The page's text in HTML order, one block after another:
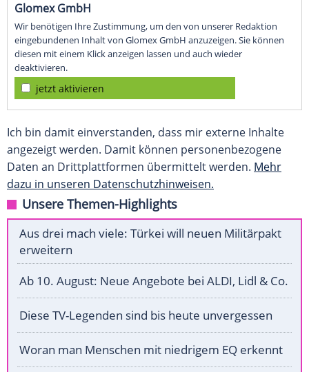
Glomex GmbH
Wir benötigen Ihre Zustimmung, um den von unserer Redaktion
eingebundenen Inhalt von Glomex GmbH anzuzeigen. Sie können
diesen mit einem Klick anzeigen lassen und auch wieder
deaktivieren.
jetzt aktivieren
Ich bin damit einverstanden, dass mir externe Inhalte
angezeigt werden. Damit können personenbezogene
Daten an Drittplattformen übermittelt werden. Mehr
dazu in unseren Datenschutzhinweisen.
Unsere Themen-Highlights
Aus drei mach viele: Türkei will neuen Militärpakt
erweitern
Ab 10. August: Neue Angebote bei ALDI, Lidl & Co.
Diese TV-Legenden sind bis heute unvergessen
Woran man Menschen mit niedrigem EQ erkennt